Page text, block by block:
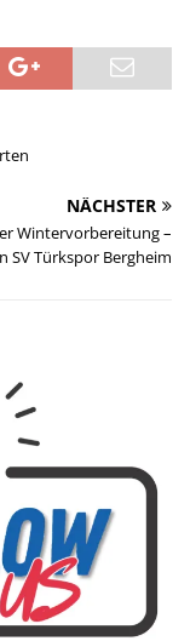
NÄCHSTER
Wintervorbereitung –
SV Türkspor Bergheim